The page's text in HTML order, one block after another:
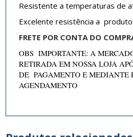
Resistente a temperaturas de
Excelente resistência a
FRETE POR CONTA DO
OBS IMPORTANTE: A
RETIRADA EM NOSSA LOJA
DE PAGAMENTO E MEDIANTE
AGENDAMENTO